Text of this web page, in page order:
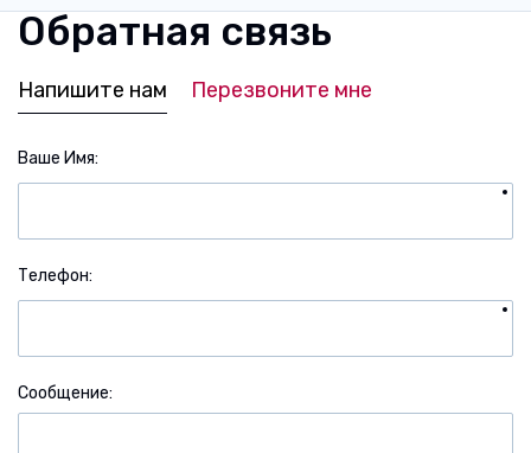
Обратная связь
Напишите нам Перезвоните мне
Ваше Имя
Телефон
Сообщение